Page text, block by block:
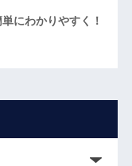
にわかりやすく！